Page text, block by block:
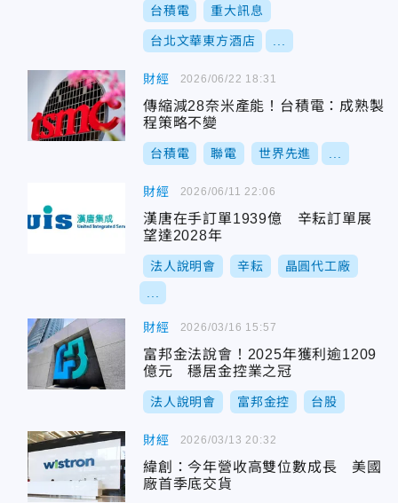
台積電 重大訊息
台北文華東方酒店
財經
傳縮減28奈米產能！台積電：成熟製
程策略不變
台積電 聯電 世界先進
2026/06/22 18:31
財經
漢唐在手訂單1939億 辛耘訂單展
望達2028年
法人說明會 辛耘 晶圓代工廠
2026/06/11 22:06
財經
富邦金法說會！2025年獲利逾1209
億元 穩居金控業之冠
法人說明會 富邦金控 台股
2026/03/16 15:57
財經
緯創：今年營收高雙位數成長 美國
廠首季底交貨
2026/03/13 20:32